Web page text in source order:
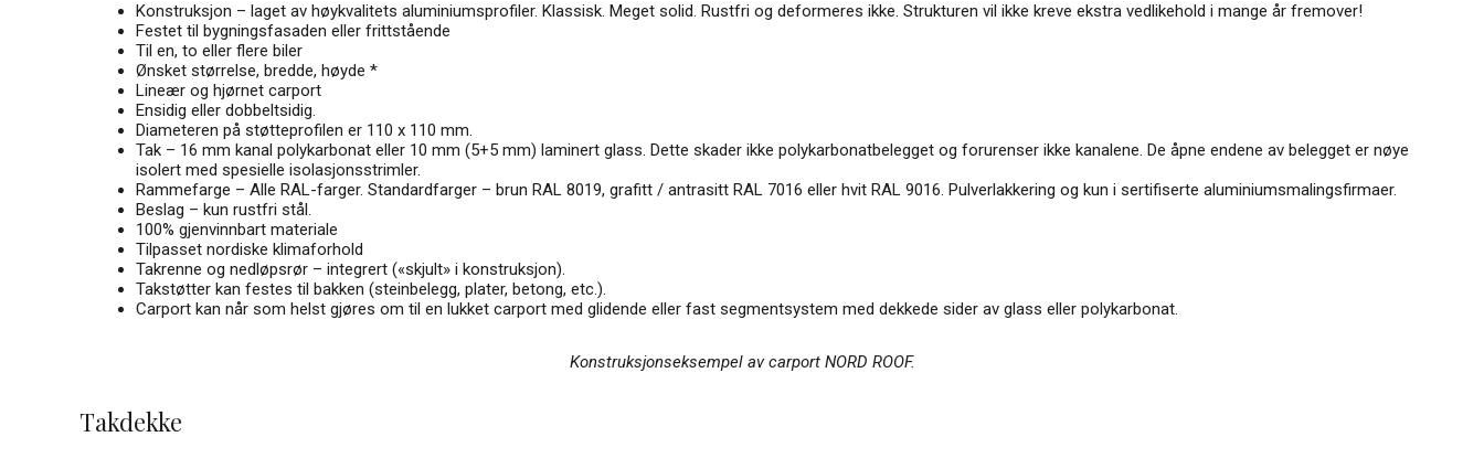
Konstruksjon – laget av høykvalitets aluminiumsprofiler. Klassisk. Meget solid. Rustfri og deformeres ikke. Strukturen vil ikke kreve ekstra vedlikehold i mange år fremover!
Festet til bygningsfasaden eller frittstående
Til en, to eller flere biler
Ønsket størrelse, bredde, høyde *
Lineær og hjørnet carport
Ensidig eller dobbeltsidig.
Diameteren på støtteprofilen er 110 x 110 mm.
Tak – 16 mm kanal polykarbonat eller 10 mm (5+5 mm) laminert glass. Dette skader ikke polykarbonatbelegget og forurenser ikke kanalene. De åpne endene av belegget er nøye
isolert med spesielle isolasjonsstrimler.
Rammefarge – Alle RAL-farger. Standardfarger – brun RAL 8019, grafitt / antrasitt RAL 7016 eller hvit RAL 9016. Pulverlakkering og kun i sertifiserte aluminiumsmalingsfirmaer.
Beslag – kun rustfri stål.
100% gjenvinnbart materiale
Tilpasset nordiske klimaforhold
Takrenne og nedløpsrør – integrert («skjult» i konstruksjon).
Takstøtter kan festes til bakken (steinbelegg, plater, betong, etc.).
Carport kan når som helst gjøres om til en lukket carport med glidende eller fast segmentsystem med dekkede sider av glass eller polykarbonat.
Konstruksjonseksempel av carport NORD ROOF.
Takdekke